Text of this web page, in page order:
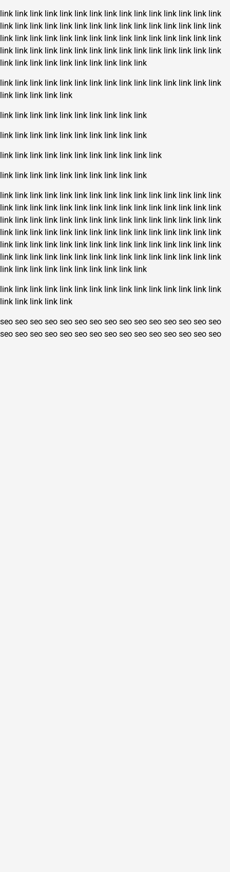
link link link link link link link link link link link link link link link
link link link link link link link link link link link link link link link
link link link link link link link link link link link link link link link
link link link link link link link link link link link link link link link
link link link link link link link link link link
link link link link link link link link link link link link link link link
link link link link link
link link link link link link link link link link
link link link link link link link link link link
link link link link link link link link link link link
link link link link link link link link link link
link link link link link link link link link link link link link link link
link link link link link link link link link link link link link link link
link link link link link link link link link link link link link link link
link link link link link link link link link link link link link link link
link link link link link link link link link link link link link link link
link link link link link link link link link link link link link link link
link link link link link link link link link link
link link link link link link link link link link link link link link link
link link link link link
seo seo seo seo seo seo seo seo seo seo seo seo seo seo seo
seo seo seo seo seo seo seo seo seo seo seo seo seo seo seo